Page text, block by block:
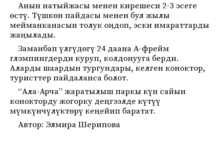
Анын натыйжасы менен кирешеси 2-3 эсеге
өстү. Түшкөн пайдасы менен бул жылы
мейманканасын толук оңдоп, эски имараттарды
жаңылады.
Заманбап үлгүдөгү 24 даана А-фрейм
глэмпингдерди куруп, колдонууга берди.
Аларды шаардын тургундары, келген коноктор,
туристтер пайдаланса болот.
“Ала-Арча” жаратылыш паркы күн сайын
конокторду жогорку деңгээлде күтүү
мүмкүнчүлүктөрү кеңейип баратат.
Автор: Элмира Шерипова